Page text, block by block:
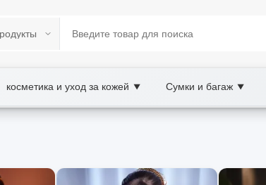
косметика и уход за кожей ▼ Сумки и багаж ▼
B2B/B2C Marketplace